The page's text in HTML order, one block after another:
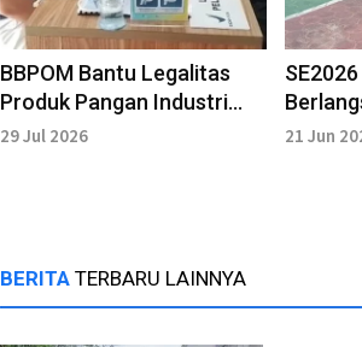
BBPOM Bantu Legalitas
Produk Pangan Industri
Rumah Tangga Kalangan
29 Jul 2026 21 Jun
BERITA TERBARU LAINNYA